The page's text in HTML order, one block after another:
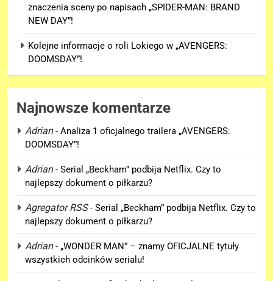
znaczenia sceny po napisach „SPIDER-MAN: BRAND
NEW DAY”!
Kolejne informacje o roli Lokiego w „AVENGERS:
DOOMSDAY”!
Najnowsze komentarze
Adrian- Analiza 1 oficjalnego trailera „AVENGERS:
DOOMSDAY”!
Adrian- Serial „Beckham” podbija Netflix. Czy to
najlepszy dokument o piłkarzu?
Agregator RSS- Serial „Beckham” podbija Netflix. Czy to
najlepszy dokument o piłkarzu?
Adrian- „WONDER MAN” – znamy OFICJALNE tytuły
wszystkich odcinków serialu!
5
Kolejne informacje o roli
DOOMSDAY”!